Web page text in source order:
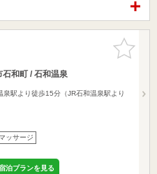
お気に入
りに追加
石和町 / 石和温泉
駅より徒歩15分（JR石和温泉駅より
ッサージ
泊プランを見る